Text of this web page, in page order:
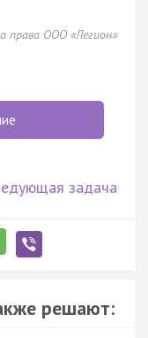
права ООО «Легион»
задача
решают: